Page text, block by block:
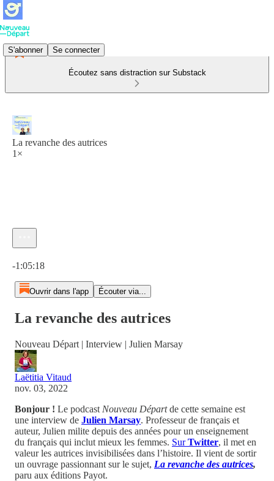
S'abonner Se connecter
Écoutez sans distraction sur Substack
La revanche des autrices
1×
-1:05:18
Ouvrir dans l'app Écouter via...
La revanche des autrices
Nouveau Départ | Interview | Julien Marsay
Laëtitia Vitaud
nov. 03, 2022
Bonjour ! Le podcast Nouveau Départde cette semaine est
une interview de Julien Marsay. Professeur de français et
auteur, Julien milite depuis des années pour un enseignement
du français qui inclut mieux les femmes. SurTwitter, il met en
valeur les autrices invisibilisées dans l’histoire. Il vient de sortir
un ouvrage passionnant sur le sujet, La revanche des autrices,
paru aux éditions Payot.